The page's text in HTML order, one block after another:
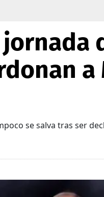
a
se salva tras ser